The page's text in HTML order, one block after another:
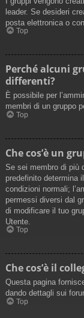
leader. Se desideri
posta elettronica o
Top
Perché alcuni
differenti?
È possibile per
membri di un gruppo
Top
Che cos’è un
Se sei membro di più
predefinito determina
condizioni normali;
permessi diversi dal
di modificare il tuo
Utente.
Top
Che cos’è il
Questa pagina
dando dettagli sui
Top